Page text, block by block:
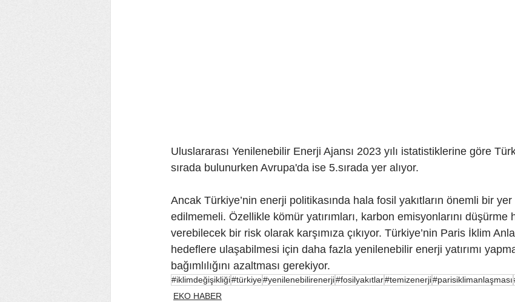
Uluslararası Yenilenebilir Enerji Ajansı 2023 yılı istatistiklerine göre
sırada bulunurken Avrupa'da ise 5.sırada yer alıyor.
Ancak Türkiye’nin enerji politikasında hala fosil yakıtların önemli bir
edilmemeli. Özellikle kömür yatırımları, karbon emisyonlarını düşürme
verebilecek bir risk olarak karşımıza çıkıyor. Türkiye’nin Paris İklim
hedeflere ulaşabilmesi için daha fazla yenilenebilir enerji yatırımı
bağımlılığını azaltması gerekiyor.
#iklimdeğişikliği#türkiye#yenilenebilirenerji#fosilyakıtlar#temizenerji#parisiklimanlaşması
EKO HABER